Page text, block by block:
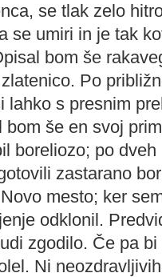
se tlak zelo
se umiri in je tak
bom še
Po
lahko s presnim
še en svoj
boreliozo; po
zastarano
mesto; ker
odklonil.
zgodilo. Če pa
Ni